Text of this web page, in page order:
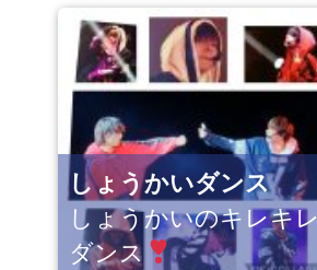
しょうかいダンス
しょうかいのキレキレ
ダンス